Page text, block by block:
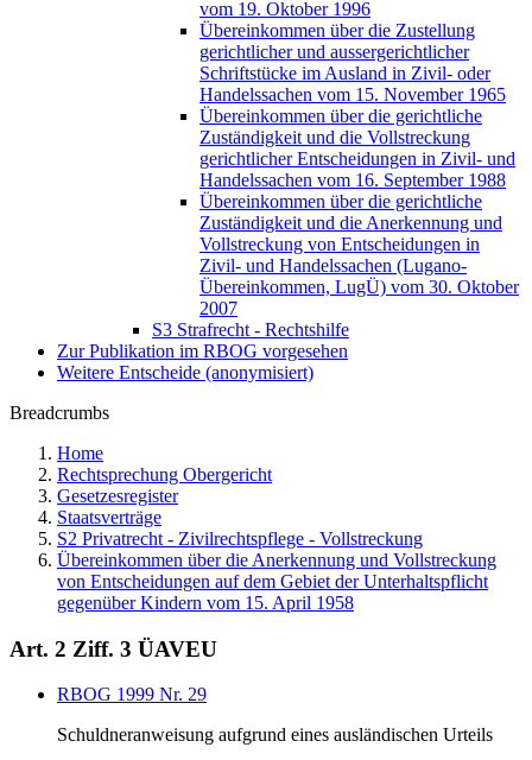
vom 19. Oktober 1996
Übereinkommen über die Zustellung
gerichtlicher und aussergerichtlicher
Schriftstücke im Ausland in Zivil- oder
Handelssachen vom 15. November 1965
Übereinkommen über die gerichtliche
Zuständigkeit und die Vollstreckung
gerichtlicher Entscheidungen in Zivil- und
Handelssachen vom 16. September 1988
Übereinkommen über die gerichtliche
Zuständigkeit und die Anerkennung und
Vollstreckung von Entscheidungen in
Zivil- und Handelssachen (Lugano-
Übereinkommen, LugÜ) vom 30. Oktober
2007
S3 Strafrecht - Rechtshilfe
Zur Publikation im RBOG vorgesehen
Weitere Entscheide (anonymisiert)
Breadcrumbs
Home
Rechtsprechung Obergericht
Gesetzesregister
Staatsverträge
S2 Privatrecht - Zivilrechtspflege - Vollstreckung
Übereinkommen über die Anerkennung und Vollstreckung
von Entscheidungen auf dem Gebiet der Unterhaltspflicht
gegenüber Kindern vom 15. April 1958
Art. 2 Ziff. 3 ÜAVEU
RBOG 1999 Nr. 29
Schuldneranweisung aufgrund eines ausländischen Urteils